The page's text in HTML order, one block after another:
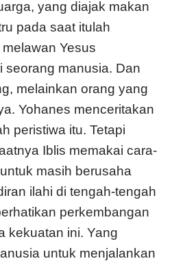
yang diajak makan
pada saat itulah
Yesus
seorang manusia. Dan
melainkan orang yang
Yohanes menceritakan
peristiwa itu. Tetapi
Iblis memakai cara-
masih berusaha
ilahi di tengah-tengah
perkembangan
kekuatan ini. Yang
untuk menjalankan